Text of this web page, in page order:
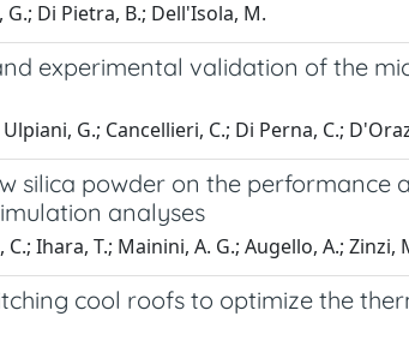
G.; Di Pietra, B.; Dell'Isola, M.
experimental validation of the
G.; Cancellieri, C.; Di Perna, C.;
silica powder on the performance
analyses
Ihara, T.; Mainini, A. G.; Augello, A.; Zinzi,
cool roofs to optimize the